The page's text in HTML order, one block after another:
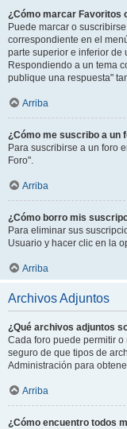
¿Cómo marcar Favoritos
Puede marcar o
correspondiente en el
parte superior e inferior de
Respondiendo a un tema
publique una respuesta"
Arriba
¿Cómo me suscribo a un
Para suscribirse a un foro
Foro".
Arriba
¿Cómo borro mis
Para eliminar sus
Usuario y hacer clic en la
Arriba
Archivos Adjuntos
¿Qué archivos adjuntos
Cada foro puede permitir
seguro de que tipos de
Administración para
Arriba
¿Cómo encuentro todos